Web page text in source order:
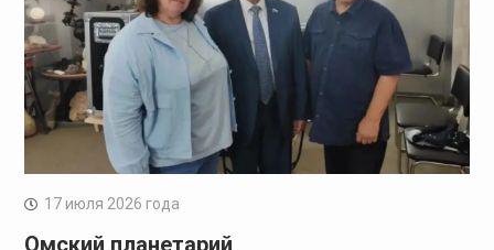
17 июля 2026 года
Омский планетарий